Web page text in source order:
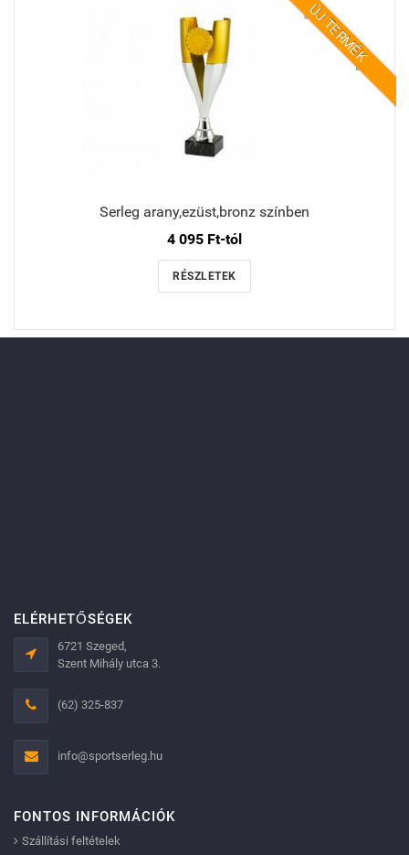
ÚJ TERMÉK
Serleg arany,ezüst,bronz színben
4 095 Ft-tól
RÉSZLETEK
ELÉRHETŐSÉGEK
6721 Szeged,
Szent Mihály utca 3.
(62) 325-837
info@sportserleg.hu
FONTOS INFORMÁCIÓK
Szállítási feltételek